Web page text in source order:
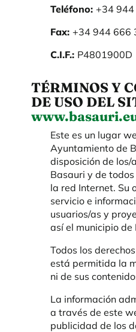
Teléfono: +34
Fax: +34 944 666
C.I.F.: P4801900D
TÉRMINOS Y
DE USO DEL
Este es un lugar
Ayuntamiento de
disposición de los/
Basauri y de
la red Internet. Su
servicio e
usuarios/as y
así el municipio
Todos los
está permitida la
ni de sus
La información
a través de este
publicidad de los